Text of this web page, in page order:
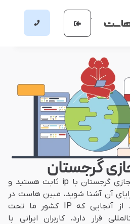
گرجستان
اگر به دنبال خرید سرور مجازی گرجستان با ip ثابت هستید و
آن آشنا شوید، مبین هاست در
خدمت شما عزیزان است. از آنجایی که IP کشور ما تحت
محدودیت‌های متعدد بین‎المللی قرار دارد، کاربران ایرانی با